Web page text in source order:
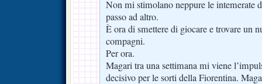
Non mi stimolano neppure le
passo ad altro.
È ora di smettere di giocare e trovare un
compagni.
Per ora.
Magari tra una settimana mi viene
decisivo per le sorti della Fiorentina.